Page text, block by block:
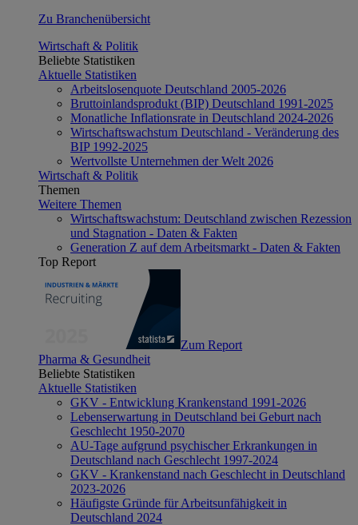
Zu Branchenübersicht
Wirtschaft & Politik
Beliebte Statistiken
Aktuelle Statistiken
Arbeitslosenquote Deutschland 2005-2026
Bruttoinlandsprodukt (BIP) Deutschland 1991-2025
Monatliche Inflationsrate in Deutschland 2024-2026
Wirtschaftswachstum Deutschland - Veränderung des
BIP 1992-2025
Wertvollste Unternehmen der Welt 2026
Wirtschaft & Politik
Themen
Weitere Themen
Wirtschaftswachstum: Deutschland zwischen Rezession
und Stagnation - Daten & Fakten
Generation Z auf dem Arbeitsmarkt - Daten & Fakten
Top Report
Zum Report
Pharma & Gesundheit
Beliebte Statistiken
Aktuelle Statistiken
GKV - Entwicklung Krankenstand 1991-2026
Lebenserwartung in Deutschland bei Geburt nach
Geschlecht 1950-2070
AU-Tage aufgrund psychischer Erkrankungen in
Deutschland nach Geschlecht 1997-2024
GKV - Krankenstand nach Geschlecht in Deutschland
2023-2026
Häufigste Gründe für Arbeitsunfähigkeit in
Deutschland 2024